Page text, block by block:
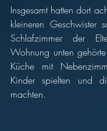
Insgesamt hatten dort
kleineren Geschwister
Schlafzimmer der
Wohnung unten
Küche mit
Kinder spielten und
machten.